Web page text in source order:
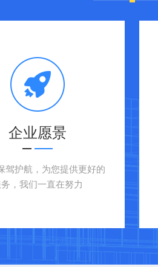
企业愿景
驾护航，为您提供更好的
务，我们一直在努力